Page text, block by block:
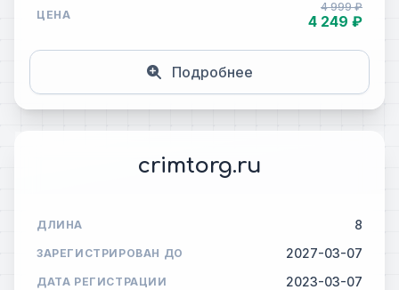
ЦЕНА
4 999 ₽
4 249 ₽
Подробнее
crimtorg.ru
ДЛИНА 8
ЗАРЕГИСТРИРОВАН ДО 2027-03-07
ДАТА РЕГИСТРАЦИИ 2023-03-07